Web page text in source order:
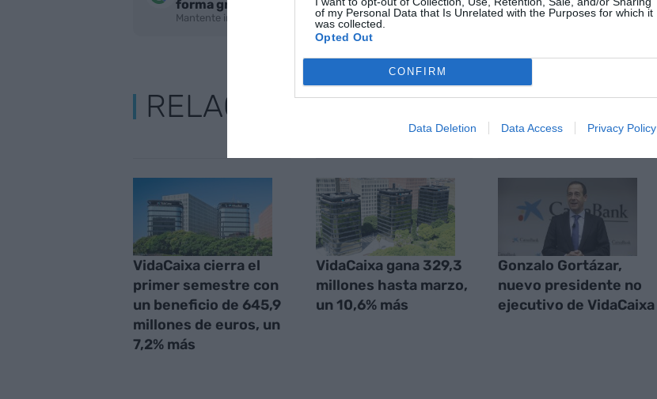
of my Personal Data that Is Unrelated with the Purposes for which it
was collected.
Opted Out
CONFIRM
Data Deletion Data Access Privacy Policy
forma gratuita
Mantente informado con las últimas noticias de actualidad
ACTIVAR AHORA
RELACIONADAS
VidaCaixa cierra el
primer semestre con
un beneficio de 645,9
millones de euros, un
7,2% más
VidaCaixa gana 329,3
millones hasta marzo,
un 10,6% más
Gonzalo Gortázar,
nuevo presidente no
ejecutivo de VidaCaixa